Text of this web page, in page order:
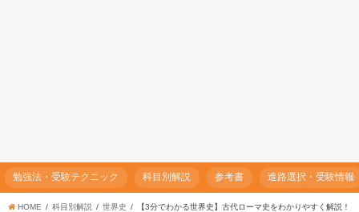
勉強法・受験テクニック 科目別解説 参考書 進路選択・受験情報
HOME 科目別解説 世界史 【3分でわかる世界史】古代ローマ史をわかりやすく解説！